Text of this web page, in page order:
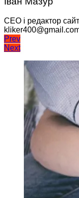
CEO і редактор
Навігація
записів
Prev
Next